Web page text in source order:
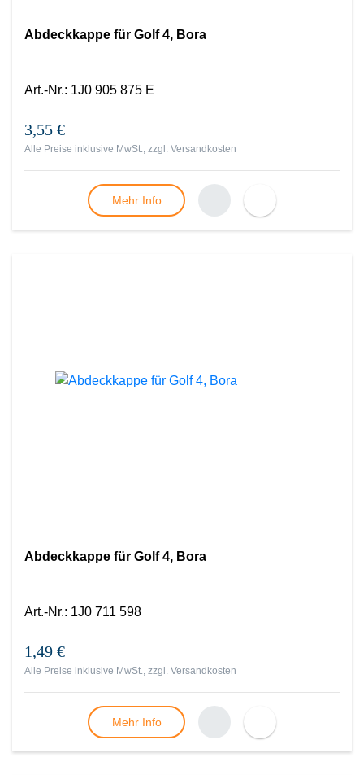
Abdeckkappe für Golf 4, Bora
Art.-Nr.: 1J0 905 875 E
3,55 €
Alle Preise inklusive MwSt., zzgl. Versandkosten
Mehr Info
Abdeckkappe für Golf 4, Bora
Art.-Nr.: 1J0 711 598
1,49 €
Alle Preise inklusive MwSt., zzgl. Versandkosten
Mehr Info